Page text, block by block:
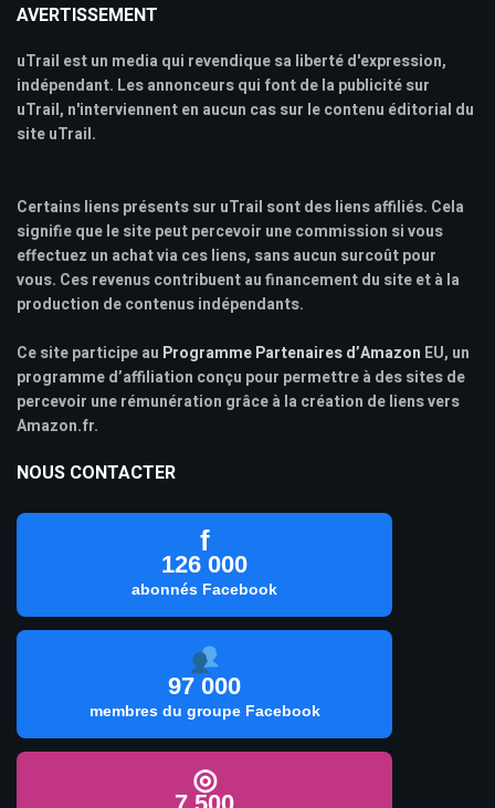
AVERTISSEMENT
uTrail est un media qui revendique sa liberté d'expression,
indépendant. Les annonceurs qui font de la publicité sur
uTrail, n'interviennent en aucun cas sur le contenu éditorial du
site uTrail.
Certains liens présents sur uTrail sont des liens affiliés. Cela
signifie que le site peut percevoir une commission si vous
effectuez un achat via ces liens, sans aucun surcoût pour
vous. Ces revenus contribuent au financement du site et à la
production de contenus indépendants.
Ce site participe au Programme Partenaires d’Amazon EU, un
programme d’affiliation conçu pour permettre à des sites de
percevoir une rémunération grâce à la création de liens vers
Amazon.fr.
NOUS CONTACTER
f
126 000
abonnés Facebook
97 000
membres du groupe Facebook
◎